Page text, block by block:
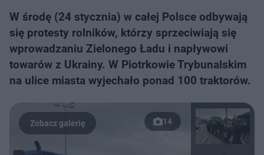
W środę (24 stycznia) w całej Polsce odbywają
się protesty rolników, którzy sprzeciwiają się
wprowadzaniu Zielonego Ładu i napływowi
towarów z Ukrainy. W Piotrkowie Trybunalskim
na ulice miasta wyjechało ponad 100 traktorów.
14